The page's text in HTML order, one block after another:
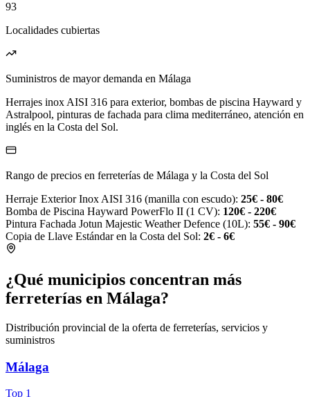
93
Localidades cubiertas
Suministros de mayor demanda en Málaga
Herrajes inox AISI 316 para exterior, bombas de piscina Hayward y
Astralpool, pinturas de fachada para clima mediterráneo, atención en
inglés en la Costa del Sol.
Rango de precios en ferreterías de Málaga y la Costa del Sol
Herraje Exterior Inox AISI 316 (manilla con escudo): 25€ - 80€
Bomba de Piscina Hayward PowerFlo II (1 CV): 120€ - 220€
Pintura Fachada Jotun Majestic Weather Defence (10L): 55€ - 90€
Copia de Llave Estándar en la Costa del Sol: 2€ - 6€
¿Qué municipios concentran más
ferreterías en Málaga?
Distribución provincial de la oferta de ferreterías, servicios y
suministros
Málaga
Top 1